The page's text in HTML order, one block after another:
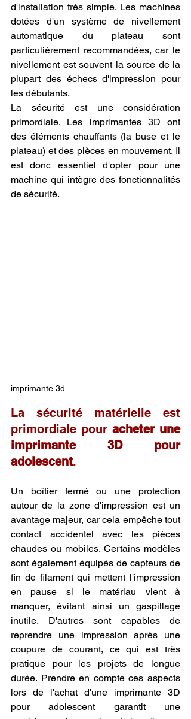
d'installation très simple. Les machines
dotées d'un système de nivellement
automatique du plateau sont
particulièrement recommandées, car le
nivellement est souvent la source de la
plupart des échecs d'impression pour
les débutants.
La sécurité est une considération
primordiale. Les imprimantes 3D ont
des éléments chauffants (la buse et le
plateau) et des pièces en mouvement. Il
est donc essentiel d'opter pour une
machine qui intègre des fonctionnalités
de sécurité.
imprimante 3d
La sécurité matérielle est
primordiale pour acheter une
imprimante 3D pour
adolescent.
Un boîtier fermé ou une protection
autour de la zone d'impression est un
avantage majeur, car cela empêche tout
contact accidentel avec les pièces
chaudes ou mobiles. Certains modèles
sont également équipés de capteurs de
fin de filament qui mettent l'impression
en pause si le matériau vient à
manquer, évitant ainsi un gaspillage
inutile. D'autres sont capables de
reprendre une impression après une
coupure de courant, ce qui est très
pratique pour les projets de longue
durée. Prendre en compte ces aspects
lors de l'achat d'une imprimante 3D
pour adolescent garantit une